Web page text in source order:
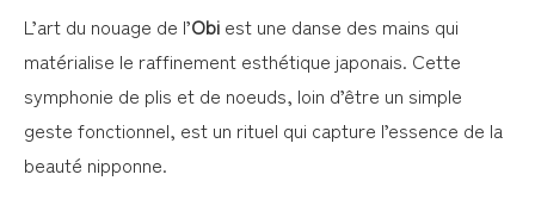
L’art du nouage de l’Obi est une danse des mains qui
matérialise le raffinement esthétique japonais. Cette
symphonie de plis et de noeuds, loin d’être un simple
geste fonctionnel, est un rituel qui capture l’essence de la
beauté nipponne.